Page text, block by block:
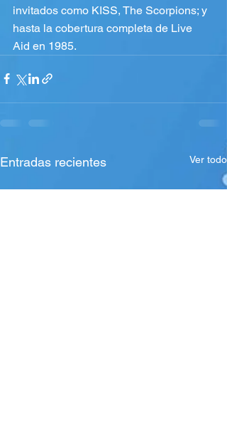
invitados como KISS, The Scorpions; y
hasta la cobertura completa de Live
Aid en 1985.
Entradas recientes Ver todo